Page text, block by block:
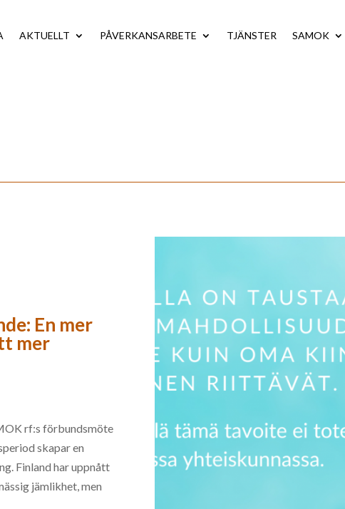
AKTUELLT PÅVERKANSARBETE TJÄNSTER SAMOK
En mer
mer
rf:s förbundsmöte
skapar en
Finland har uppnått
jämlikhet, men